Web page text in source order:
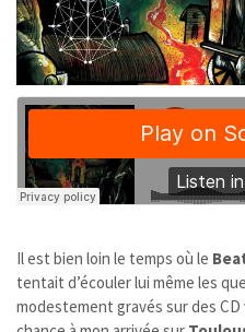
Il est bien loin le temps où le
tentait d’écouler lui même les
modestement gravés sur des CD